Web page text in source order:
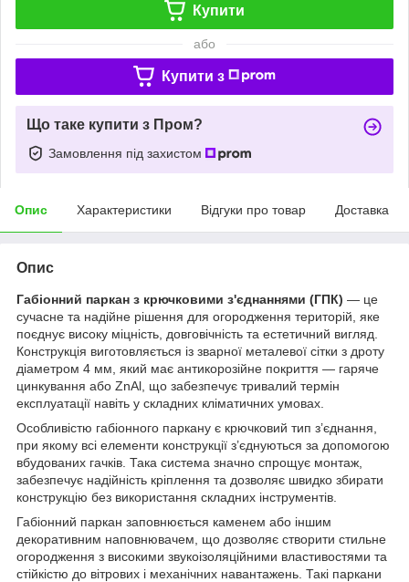
Купити
або
Купити з
Що таке купити з Пром?
Замовлення під захистом
Опис Характеристики Відгуки про товар Доставка
Опис
Габіонний паркан з крючковими з'єднаннями (ГПК) — це
сучасне та надійне рішення для огородження територій, яке
поєднує високу міцність, довговічність та естетичний вигляд.
Конструкція виготовляється із зварної металевої сітки з дроту
діаметром 4 мм, який має антикорозійне покриття — гаряче
цинкування або ZnAl, що забезпечує тривалий термін
експлуатації навіть у складних кліматичних умовах.
Особливістю габіонного паркану є крючковий тип з’єднання,
при якому всі елементи конструкції з’єднуються за допомогою
вбудованих гачків. Така система значно спрощує монтаж,
забезпечує надійність кріплення та дозволяє швидко збирати
конструкцію без використання складних інструментів.
Габіонний паркан заповнюється каменем або іншим
декоративним наповнювачем, що дозволяє створити стильне
огородження з високими звукоізоляційними властивостями та
стійкістю до вітрових і механічних навантажень. Такі паркани